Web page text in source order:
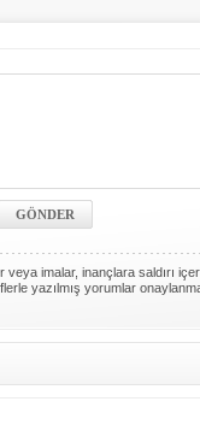
imalar, inançlara saldırı
yazılmış yorumlar